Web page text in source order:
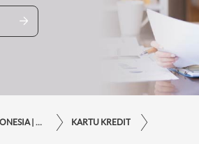
MAYBANK INDONESIA | KEMUDAHAN TRANSAKSI FINANSIAL DI UJUNG JARI ANDA KARTU KREDIT